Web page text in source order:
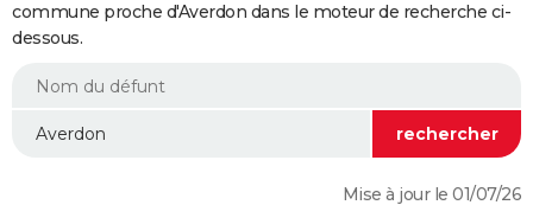
Essais
Réserver un essai
Citadines
Berlines
SUV
Forum auto
+
HIGH-TECH
BRICOLAGE
WEEK-END
commune proche d'Averdon dans le moteur de recherche ci-
dessous.
Mise à jour le 01/07/26